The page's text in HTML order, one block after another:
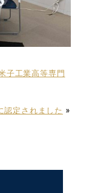
子工業高等専門
認定されました »